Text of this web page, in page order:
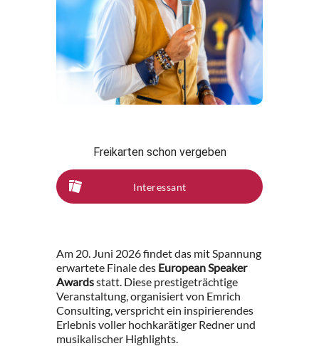
Freikarten schon vergeben
Interessant
Am 20. Juni 2026 findet das mit Spannung
erwartete Finale des European Speaker
Awardsstatt. Diese prestigeträchtige
Veranstaltung, organisiert von Emrich
Consulting, verspricht ein inspirierendes
Erlebnis voller hochkarätiger Redner und
musikalischer Highlights.